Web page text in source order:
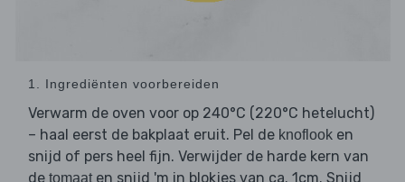
1. Ingrediënten voorbereiden
Verwarm de oven voor op 240°C (220°C hetelucht)
– haal eerst de bakplaat eruit. Pel de knoflook en
snijd of pers heel fijn. Verwijder de harde kern van
de tomaat en snijd 'm in blokjes van ca. 1cm. Snijd